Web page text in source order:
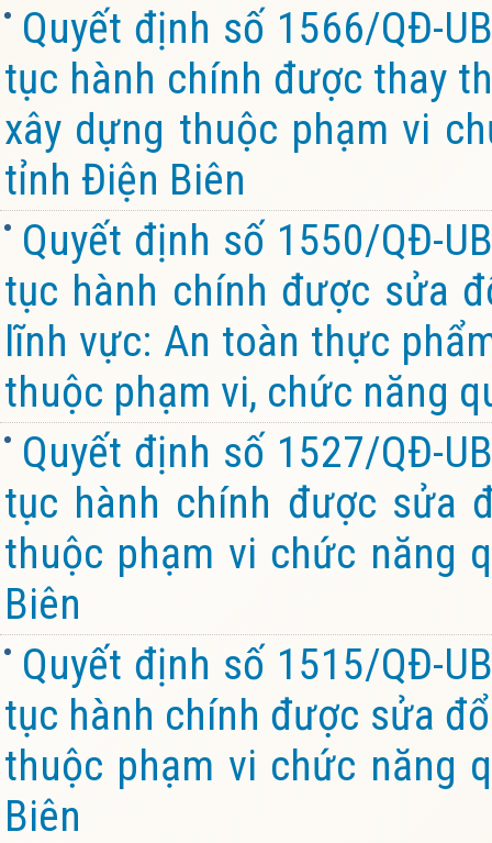
Quyết định số 1566/QĐ-
tục hành chính được thay
xây dựng thuộc phạm vi
tỉnh Điện Biên
Quyết định số 1550/QĐ-
tục hành chính được sửa
lĩnh vực: An toàn thực
thuộc phạm vi, chức năng
Quyết định số 1527/QĐ-
tục hành chính được sửa
thuộc phạm vi chức năng
Biên
Quyết định số 1515/QĐ-
tục hành chính được sửa
thuộc phạm vi chức năng
Biên